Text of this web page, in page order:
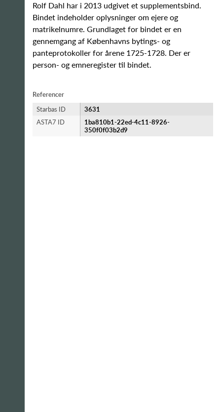
Rolf Dahl har i 2013 udgivet et supplementsbind.
Bindet indeholder oplysninger om ejere og
matrikelnumre. Grundlaget for bindet er en
gennemgang af Københavns bytings- og
panteprotokoller for årene 1725-1728. Der er
person- og emneregister til bindet.
Referencer
Starbas ID
3631
ASTA7 ID
1ba810b1-22ed-4c11-8926-
350f0f03b2d9